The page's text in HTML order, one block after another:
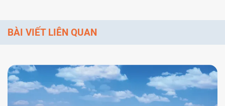
BÀI VIẾT LIÊN QUAN